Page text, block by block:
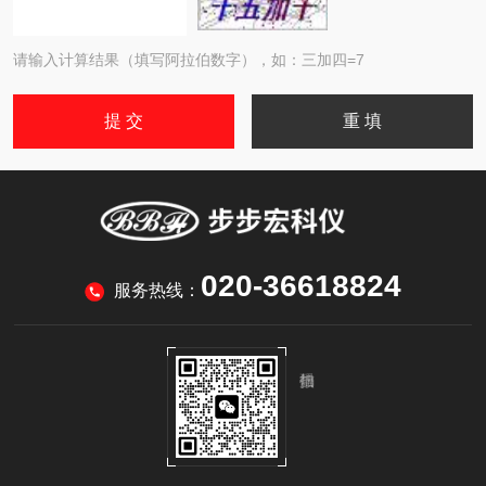
请输入计算结果（填写阿拉伯数字），如：三加四=7
服务热线： 020-36618824